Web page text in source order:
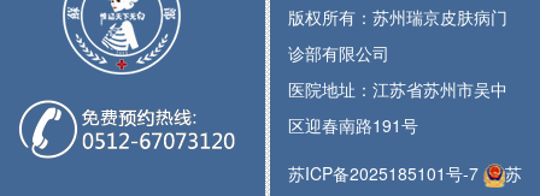
版权所有：苏州瑞京皮肤病门
诊部有限公司
医院地址：江苏省苏州市吴中
区迎春南路191号
苏ICP备2025185101号-7
苏